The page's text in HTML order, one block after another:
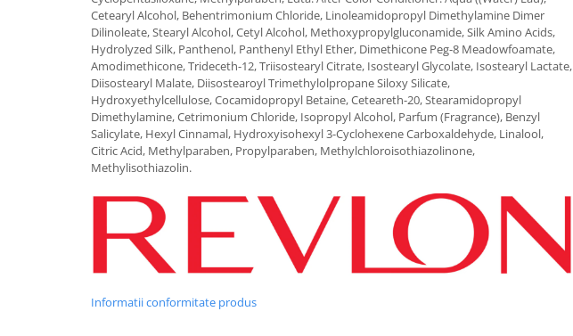
Cetearyl Alcohol, Behentrimonium Chloride, Linoleamidopropyl Dimethylamine Dimer
Dilinoleate, Stearyl Alcohol, Cetyl Alcohol, Methoxypropylgluconamide, Silk Amino Acids,
Hydrolyzed Silk, Panthenol, Panthenyl Ethyl Ether, Dimethicone Peg-8 Meadowfoamate,
Amodimethicone, Trideceth-12, Triisostearyl Citrate, Isostearyl Glycolate, Isostearyl Lactate,
Diisostearyl Malate, Diisostearoyl Trimethylolpropane Siloxy Silicate,
Hydroxyethylcellulose, Cocamidopropyl Betaine, Ceteareth-20, Stearamidopropyl
Dimethylamine, Cetrimonium Chloride, Isopropyl Alcohol, Parfum (Fragrance), Benzyl
Salicylate, Hexyl Cinnamal, Hydroxyisohexyl 3-Cyclohexene Carboxaldehyde, Linalool,
Citric Acid, Methylparaben, Propylparaben, Methylchloroisothiazolinone,
Methylisothiazolin.
Informatii conformitate produs